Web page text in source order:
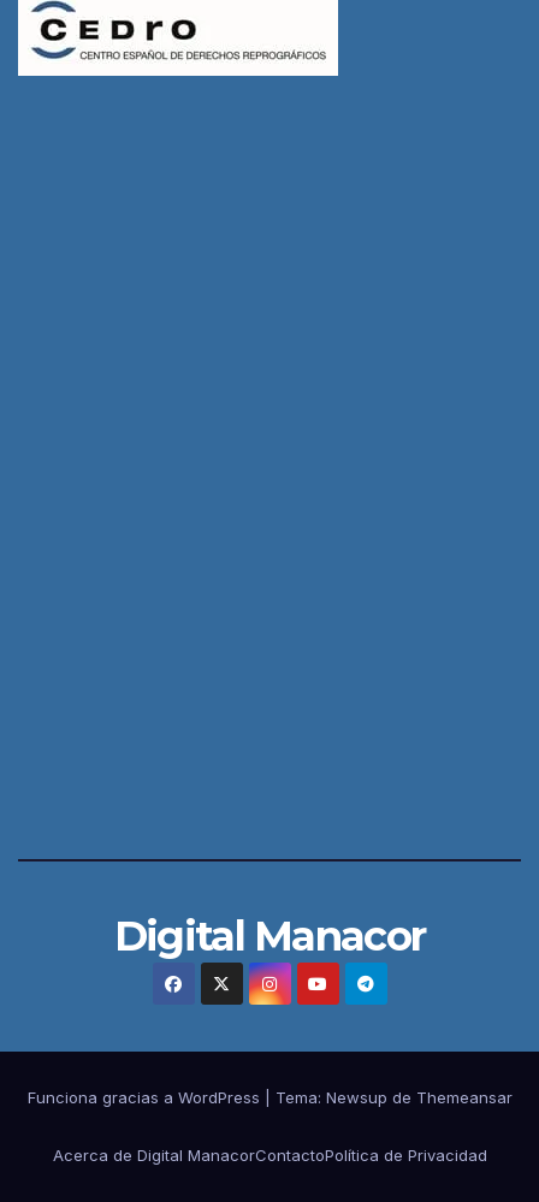
Digital Manacor
Funciona gracias a WordPress Tema: Newsup de Themeansar
Acerca de Digital ManacorContactoPolítica de Privacidad